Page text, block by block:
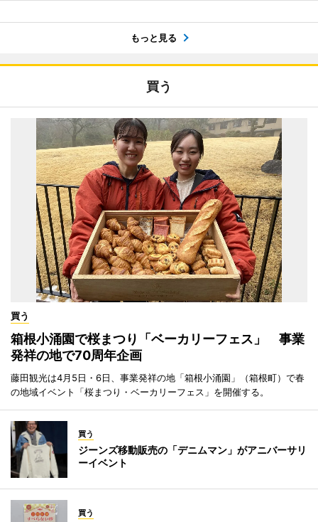
もっと見る
買う
買う
箱根小涌園で桜まつり「ベーカリーフェス」 事業
発祥の地で70周年企画
藤田観光は4月5日・6日、事業発祥の地「箱根小涌園」（箱根町）で春
の地域イベント「桜まつり・ベーカリーフェス」を開催する。
買う
ジーンズ移動販売の「デニムマン」がアニバーサリ
ーイベント
買う